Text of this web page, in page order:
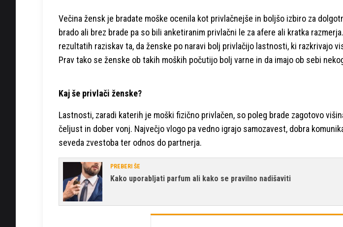
Večina žensk je bradate moške ocenila kot privlačnejše in boljšo izbiro za
brado ali brez brade pa so bili anketiranim privlačni le za afere ali kratka
rezultatih raziskav ta, da ženske po naravi bolj privlačijo lastnosti, ki razkrivajo
Prav tako se ženske ob takih moških počutijo bolj varne in da imajo ob sebi
Kaj še privlači ženske?
Lastnosti, zaradi katerih je moški fizično privlačen, so poleg brade zagotovo
čeljust in dober vonj. Največjo vlogo pa vedno igrajo samozavest, dobra
seveda zvestoba ter odnos do partnerja.
PREBERI ŠE
Kako uporabljati parfum ali kako se pravilno nadišaviti